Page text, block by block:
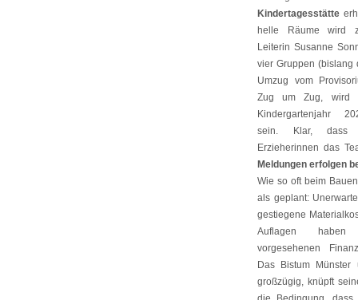
Kindertagesstätte
helle Räume wird
Leiterin Susanne
vier Gruppen (bislang
Umzug vom
Zug um Zug, wird
Kindergartenjahr
sein. Klar, dass
Erzieherinnen das
Meldungen erfolgen
Wie so oft beim
als geplant:
gestiegene
Auflagen haben
vorgesehenen
Das Bistum Münster
großzügig, knüpft